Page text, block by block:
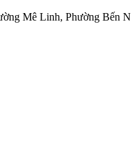
Mê Linh, Phường Bến